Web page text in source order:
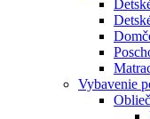
Vybavenie